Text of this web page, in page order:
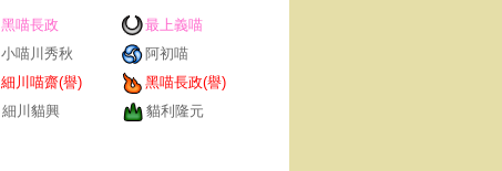
黑喵長政
最上義喵
小喵川秀秋
阿初喵
細川喵齋(譽)
黑喵長政(譽)
細川貓興
貓利隆元